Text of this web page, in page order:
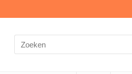
Search
for: